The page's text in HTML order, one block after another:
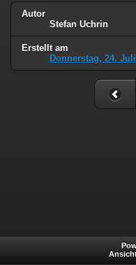
Autor
Stefan Uchrin
Erstellt am
Donnerstag, 24.